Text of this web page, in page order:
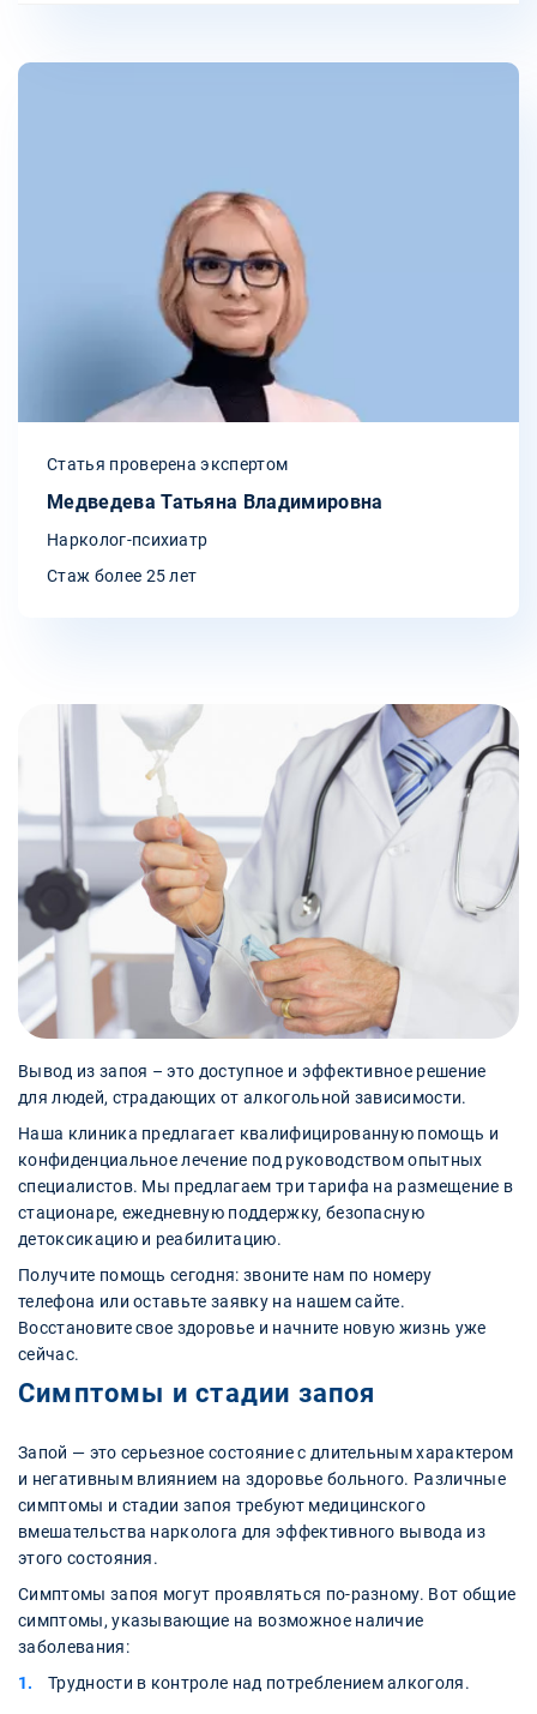
Статья проверена экспертом
Медведева Татьяна Владимировна
Нарколог-психиатр
Стаж более 25 лет
Вывод из запоя – это доступное и эффективное решение
для людей, страдающих от алкогольной зависимости.
Наша клиника предлагает квалифицированную помощь и
конфиденциальное лечение под руководством опытных
специалистов. Мы предлагаем три тарифа на размещение в
стационаре, ежедневную поддержку, безопасную
детоксикацию и реабилитацию.
Получите помощь сегодня: звоните нам по номеру
телефона или оставьте заявку на нашем сайте.
Восстановите свое здоровье и начните новую жизнь уже
сейчас.
Симптомы и стадии запоя
Запой — это серьезное состояние с длительным характером
и негативным влиянием на здоровье больного. Различные
симптомы и стадии запоя требуют медицинского
вмешательства нарколога для эффективного вывода из
этого состояния.
Симптомы запоя могут проявляться по-разному. Вот общие
симптомы, указывающие на возможное наличие
заболевания:
Трудности в контроле над потреблением алкоголя.